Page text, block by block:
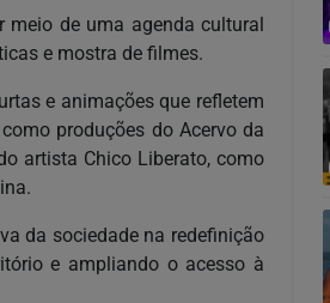
de uma agenda cultural
e mostra de filmes.
e animações que refletem
produções do Acervo da
artista Chico Liberato, como
da sociedade na redefinição
e ampliando o acesso à